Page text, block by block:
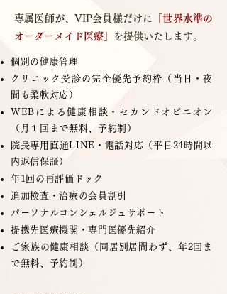
専属医師が、VIP会員様だけに
「世界水準の
オーダーメイド医療」
を提供いたします。
個別の​健康管理
クリニック受診の完全優先予約枠（当日・夜
間も柔軟対応）
WEBによる健康相談・セカンドオピニオン
（月１回まで無料、予約制）
院長専用直通LINE・電話対応（平日24時間以
内返信保証）
年1回の再評価ドック
追加検査・治療の会員割引
パーソナルコンシェルジュサポート
提携先医療機関・専門医優先紹介
ご家族の健康相談（同居別居問わず、年2回ま
で無料、予約制）